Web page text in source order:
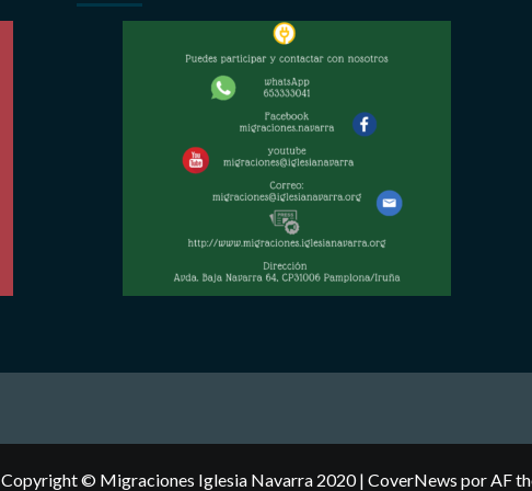
Copyright © Migraciones Iglesia Navarra 2020| CoverNews por AF